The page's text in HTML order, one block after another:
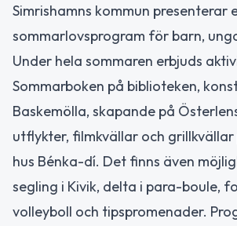
Simrishamns kommun presenterar
sommarlovsprogram för barn,
Under hela sommaren erbjuds
Sommarboken på biblioteken,
Baskemölla, skapande på
utflykter, filmkvällar och grillkvällar
hus Bénka-dí. Det finns även
segling i Kivik, delta i para-boule,
volleyboll och tipspromenader.